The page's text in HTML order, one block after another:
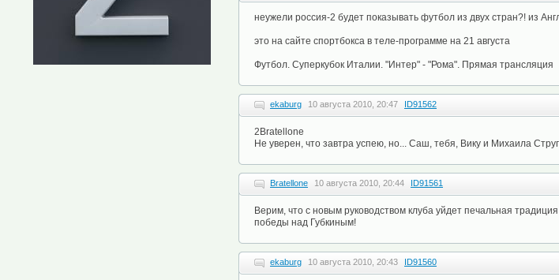
неужели россия-2 будет показывать футбол из двух стран?! из
это на сайте спортбокса в теле-программе на 21 августа
Футбол. Суперкубок Италии. "Интер" - "Рома". Прямая трансляция
ekaburg 10 августа 2010, 20:47 ID91562
2Bratellone
Не уверен, что завтра успею, но... Саш, тебя, Вику и Михаила
Bratellone 10 августа 2010, 20:44 ID91561
Верим, что с новым руководством клуба уйдет печальная
победы над Губкиным!
ekaburg 10 августа 2010, 20:43 ID91560